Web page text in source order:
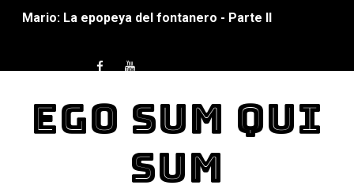
Mario: La epopeya del fontanero - Parte I
Pokémon: La película existencialista
Así se ve el fascismo en 2026... Y así se ve la
EGO SUM QUI
SUM